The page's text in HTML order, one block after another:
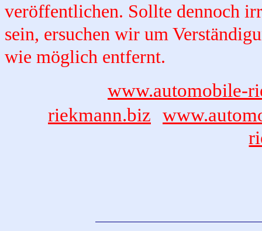
veröffentlichen. Sollte dennoch
sein, ersuchen wir um
wie möglich entfernt.
www.automobile-
riekmann.biz